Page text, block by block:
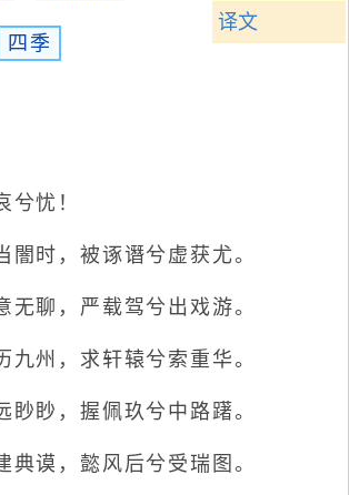
译文
四季
忧！
时，被诼谮兮虚获尤。
聊，严载驾兮出戏游。
州，求轩辕兮索重华。
眇，握佩玖兮中路躇。
谟，懿风后兮受瑞图。